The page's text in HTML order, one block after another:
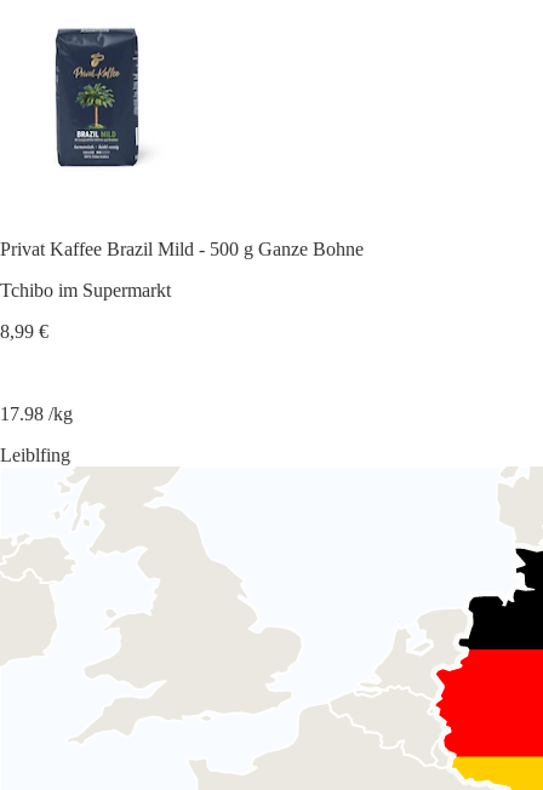
Privat Kaffee Brazil Mild - 500 g Ganze Bohne
Tchibo im Supermarkt
8,99 €
17.98 /kg
Leiblfing